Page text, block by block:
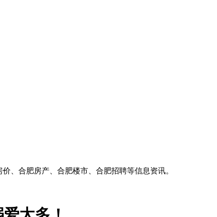
、合肥房产、合肥楼市、合肥招聘等信息资讯。